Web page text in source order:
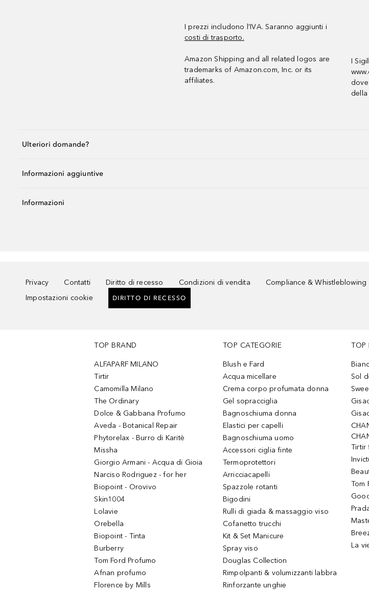
I prezzi includono l’IVA. Saranno aggiunti i
costi di trasporto.
Amazon Shipping and all related logos are
trademarks of Amazon.com, Inc. or its
affiliates.
I
Ulteriori domande?
Informazioni aggiuntive
Informazioni
Privacy Contatti Diritto di recesso Condizioni di vendita
Compliance & Whistleblowing
Impostazioni cookie
DIRITTO DI RECESSO
TOP BRAND
ALFAPARF MILANO
Tirtir
Camomilla Milano
The Ordinary
Dolce & Gabbana Profumo
Aveda - Botanical Repair
Phytorelax - Burro di Karitè
Missha
Giorgio Armani - Acqua di Gioia
Narciso Rodriguez - for her
Biopoint - Orovivo
Skin1004
Lolavie
Orebella
Biopoint - Tinta
Burberry
Tom Ford Profumo
Afnan profumo
Florence by Mills
TOP CATEGORIE
Blush e Fard
Acqua micellare
Crema corpo profumata donna
Gel sopracciglia
Bagnoschiuma donna
Elastici per capelli
Bagnoschiuma uomo
Accessori ciglia finte
Termoprotettori
Arricciacapelli
Spazzole rotanti
Bigodini
Rulli di giada & massaggio viso
Cofanetto trucchi
Kit & Set Manicure
Spray viso
Douglas Collection
Rimpolpanti & volumizzanti labbra
Rinforzante unghie
TOP
Sol
Tirtir
Tom
La